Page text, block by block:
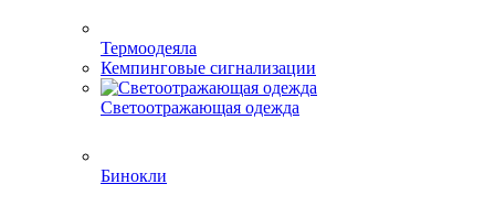
Термоодеяла
Кемпинговые сигнализации
Светоотражающая одежда
Бинокли